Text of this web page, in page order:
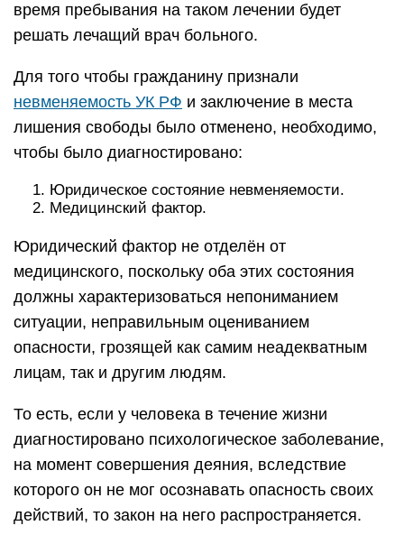
время пребывания на таком лечении будет
решать лечащий врач больного.
Для того чтобы гражданину признали
невменяемость УК РФ и заключение в места
лишения свободы было отменено, необходимо,
чтобы было диагностировано:
Юридическое состояние невменяемости.
Медицинский фактор.
Юридический фактор не отделён от
медицинского, поскольку оба этих состояния
должны характеризоваться непониманием
ситуации, неправильным оцениванием
опасности, грозящей как самим неадекватным
лицам, так и другим людям.
То есть, если у человека в течение жизни
диагностировано психологическое заболевание,
на момент совершения деяния, вследствие
которого он не мог осознавать опасность своих
действий, то закон на него распространяется.